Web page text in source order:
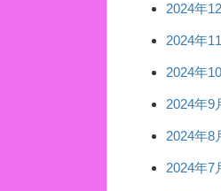
2024年
2024年
2024年
2024年9
2024年8
2024年7